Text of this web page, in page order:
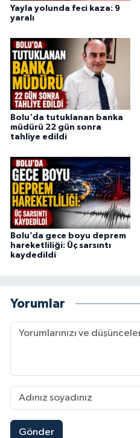
Yayla yolunda feci kaza: 9
yaralı
Bolu'da tutuklanan banka
müdürü 22 gün sonra
tahliye edildi
Bolu’da gece boyu deprem
hareketliliği: Üç sarsıntı
kaydedildi
Yorumlar
Gönder